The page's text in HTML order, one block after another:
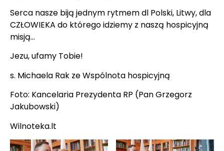
Serca nasze biją jednym rytmem dl Polski, Litwy, dla
CZŁOWIEKA do którego idziemy z naszą hospicyjną
misją…
Jezu, ufamy Tobie!
s. Michaela Rak ze Wspólnota hospicyjną
Foto: Kancelaria Prezydenta RP (Pan Grzegorz
Jakubowski)
Wilnoteka.lt